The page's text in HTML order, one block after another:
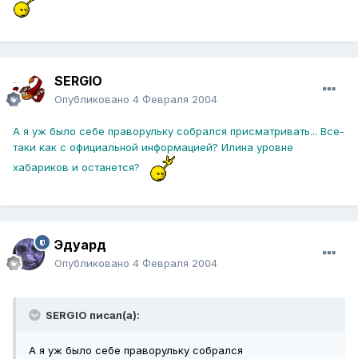
SERGIO
Опубликовано 4 Февраля 2004
А я уж было себе праворульку собрался присматривать... Все-
таки как с официальной информацией? Илина уровне
хабариков и останется?
Эдуард
Опубликовано 4 Февраля 2004
SERGIO писал(а):
А я уж было себе праворульку собрался